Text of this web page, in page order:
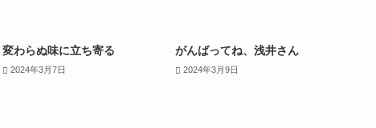
変わらぬ味に立ち寄る
2024年3月7日
がんばってね、浅井さん
2024年3月9日